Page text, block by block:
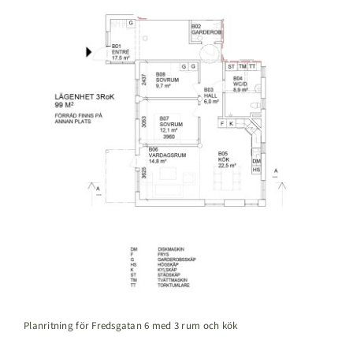
Planritning för Fredsgatan 6 med 3 rum och kök